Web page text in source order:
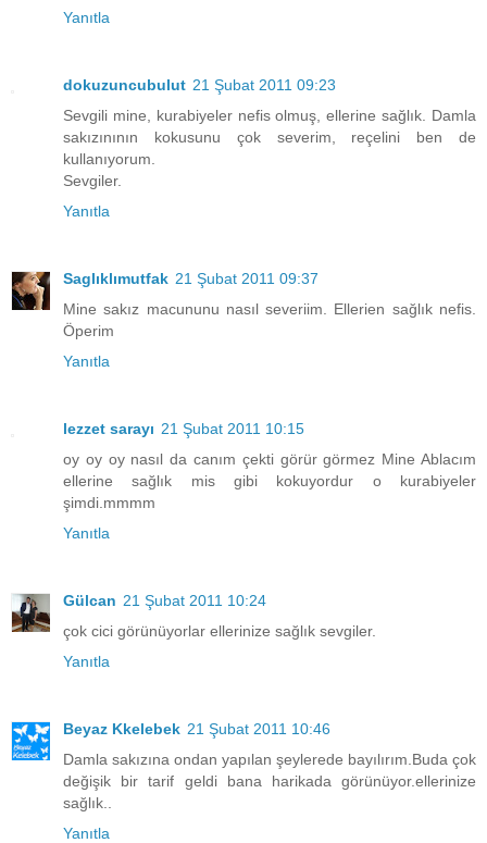
Yanıtla
dokuzuncubulut 21 Şubat 2011 09:23
Sevgili mine, kurabiyeler nefis olmuş, ellerine sağlık. Damla
sakızınının kokusunu çok severim, reçelini ben de
kullanıyorum.
Sevgiler.
Yanıtla
Saglıklımutfak 21 Şubat 2011 09:37
Mine sakız macununu nasıl severiim. Ellerien sağlık nefis.
Öperim
Yanıtla
lezzet sarayı 21 Şubat 2011 10:15
oy oy oy nasıl da canım çekti görür görmez Mine Ablacım
ellerine sağlık mis gibi kokuyordur o kurabiyeler
şimdi.mmmm
Yanıtla
Gülcan 21 Şubat 2011 10:24
çok cici görünüyorlar ellerinize sağlık sevgiler.
Yanıtla
Beyaz Kkelebek 21 Şubat 2011 10:46
Damla sakızına ondan yapılan şeylerede bayılırım.Buda çok
değişik bir tarif geldi bana harikada görünüyor.ellerinize
sağlık..
Yanıtla